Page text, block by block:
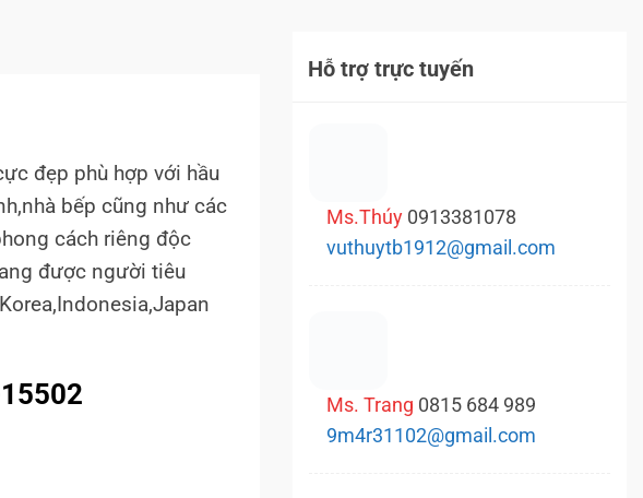
đẹp phù hợp với hầu
bếp cũng như các
cách riêng độc
được người tiêu
Hỗ trợ trực tuyến
Ms.Thúy 0913381078
vuthuytb1912@gmail.com
Ms. Trang 0815 684 989
9m4r31102@gmail.com